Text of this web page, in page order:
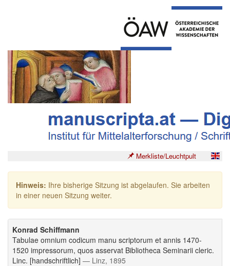
Merkliste/Leuchtpult
Hinweis: Ihre bisherige Sitzung ist abgelaufen. Sie arbeiten
in einer neuen Sitzung weiter.
Konrad Schiffmann
Tabulae omnium codicum manu scriptorum et annis 1470-
1520 impressorum, quos asservat Bibliotheca Seminarii cleric.
Linc. [handschriftlich] — Linz, 1895